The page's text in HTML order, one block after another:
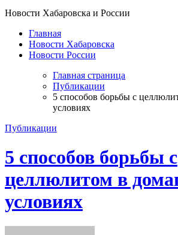
Новости Хабаровска и России
Главная
Новости Хабаровска
Новости России
Главная страница
Публикации
5 способов борьбы с
условиях
Публикации
5 способов борьбы с
целлюлитом в
условиях